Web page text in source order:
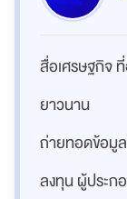
สื่อเศรษฐกิจ
ยาวนาน
ถ่ายทอดข้อมู
ลงทุน ผู้ประก